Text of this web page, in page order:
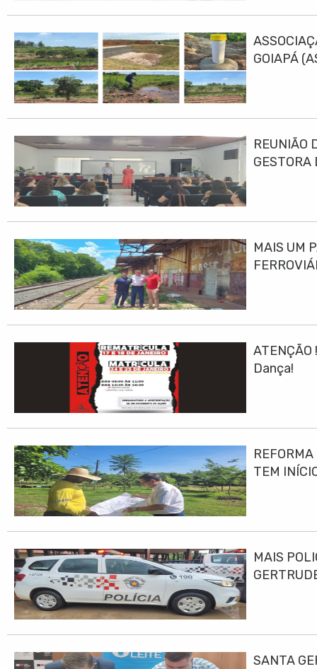
GOIAPÁ
REUNIÃO
GESTORA
MAIS UM
Dança!
TEM
MAIS
SANTA